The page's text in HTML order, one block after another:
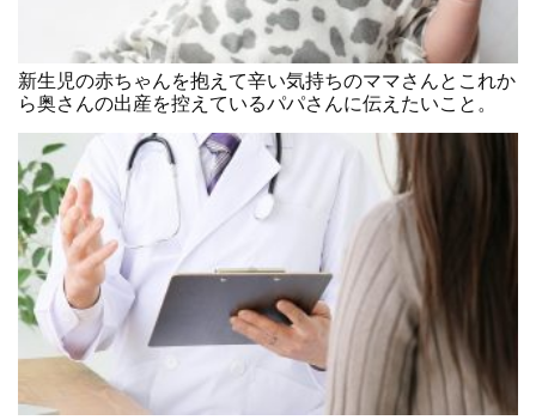
新生児の赤ちゃんを抱えて辛い気持ちのママさんとこれか
ら奥さんの出産を控えているパパさんに伝えたいこと。